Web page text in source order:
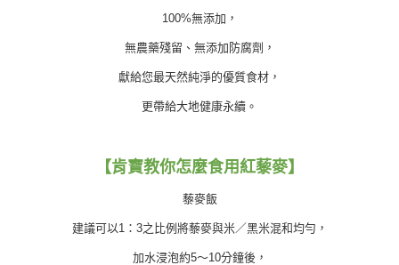
100%無添加，
無農藥殘留、無添加防腐劑，
獻給您最天然純淨的優質食材，
更帶給大地健康永續。
【肯寶教你怎麼食用紅藜麥】
藜麥飯
建議可以1：3之比例將藜麥與米／黑米混和均勻，
加水浸泡約5～10分鐘後，